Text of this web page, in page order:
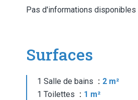
Pas d'informations disponibles
Surfaces
1 Salle de bains
2 m²
1 Toilettes
1 m²